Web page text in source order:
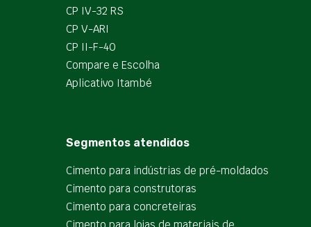
CP IV-32 RS
CP V-ARI
CP II-F-40
Compare e Escolha
Aplicativo Itambé
Segmentos atendidos
Cimento para indústrias de pré-moldados
Cimento para construtoras
Cimento para concreteiras